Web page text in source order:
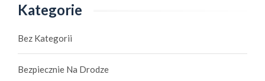
Kategorie
Bez Kategorii
Bezpiecznie Na Drodze